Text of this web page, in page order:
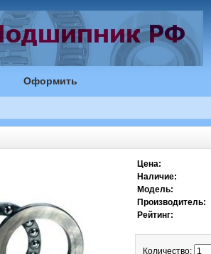
Оформить
Цена:
Наличие:
Модель:
Производитель:
Рейтинг:
Количество: